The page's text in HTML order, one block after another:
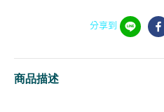
分享到
商品描述